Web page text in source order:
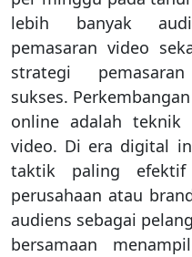
lebih banyak
pemasaran video
strategi
sukses.
online adalah teknik
video. Di era digital
taktik paling efektif
perusahaan atau
audiens sebagai
bersamaan